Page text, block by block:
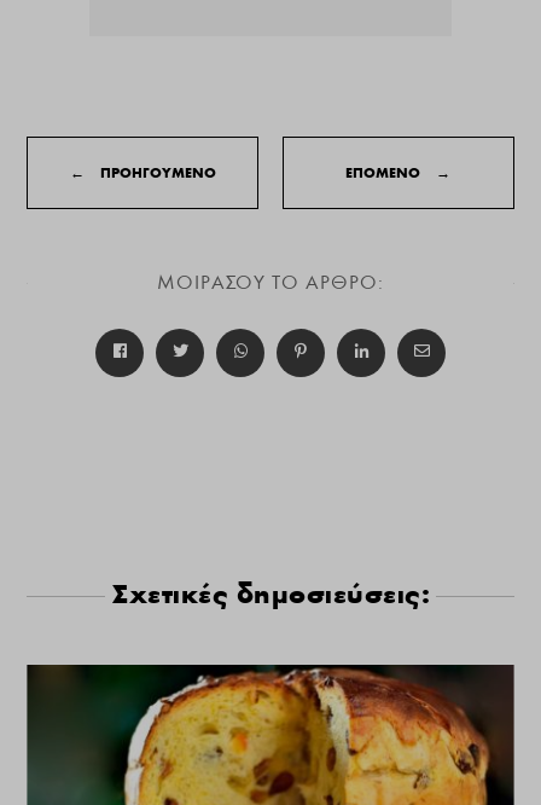
← ΠΡΟΗΓΟΥΜΕΝΟ ΕΠΟΜΕΝΟ →
ΜΟΙΡΑΣΟΥ ΤΟ ΑΡΘΡΟ:
Σχετικές δημοσιεύσεις: